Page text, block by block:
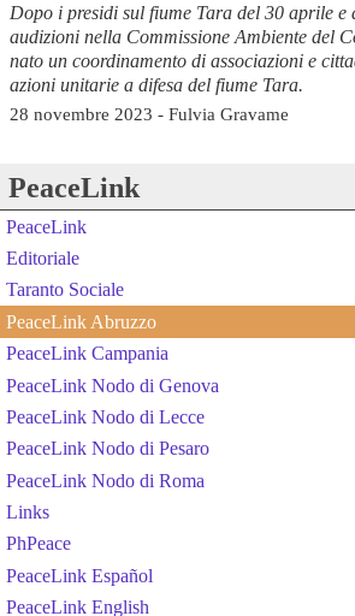
Dopo i presidi sul fiume Tara del 30 aprile e
audizioni nella Commissione Ambiente del
nato un coordinamento di associazioni e
azioni unitarie a difesa del fiume Tara.
28 novembre 2023 - Fulvia Gravame
PeaceLink
PeaceLink
Editoriale
Taranto Sociale
PeaceLink Abruzzo
PeaceLink Campania
PeaceLink Nodo di Genova
PeaceLink Nodo di Lecce
PeaceLink Nodo di Pesaro
PeaceLink Nodo di Roma
Links
PhPeace
PeaceLink Español
PeaceLink English